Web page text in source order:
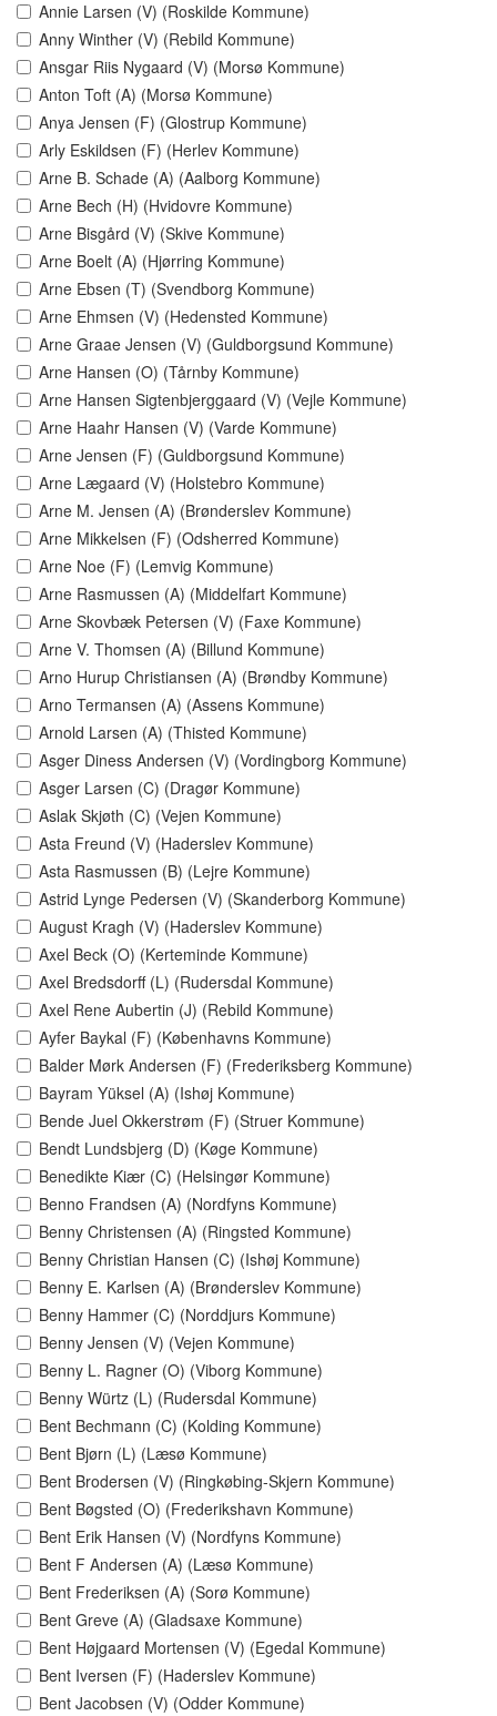
Annie Larsen (V) (Roskilde Kommune)
Anny Winther (V) (Rebild Kommune)
Ansgar Riis Nygaard (V) (Morsø Kommune)
Anton Toft (A) (Morsø Kommune)
Anya Jensen (F) (Glostrup Kommune)
Arly Eskildsen (F) (Herlev Kommune)
Arne B. Schade (A) (Aalborg Kommune)
Arne Bech (H) (Hvidovre Kommune)
Arne Bisgård (V) (Skive Kommune)
Arne Boelt (A) (Hjørring Kommune)
Arne Ebsen (T) (Svendborg Kommune)
Arne Ehmsen (V) (Hedensted Kommune)
Arne Graae Jensen (V) (Guldborgsund Kommune)
Arne Hansen (O) (Tårnby Kommune)
Arne Hansen Sigtenbjerggaard (V) (Vejle Kommune)
Arne Haahr Hansen (V) (Varde Kommune)
Arne Jensen (F) (Guldborgsund Kommune)
Arne Lægaard (V) (Holstebro Kommune)
Arne M. Jensen (A) (Brønderslev Kommune)
Arne Mikkelsen (F) (Odsherred Kommune)
Arne Noe (F) (Lemvig Kommune)
Arne Rasmussen (A) (Middelfart Kommune)
Arne Skovbæk Petersen (V) (Faxe Kommune)
Arne V. Thomsen (A) (Billund Kommune)
Arno Hurup Christiansen (A) (Brøndby Kommune)
Arno Termansen (A) (Assens Kommune)
Arnold Larsen (A) (Thisted Kommune)
Asger Diness Andersen (V) (Vordingborg Kommune)
Asger Larsen (C) (Dragør Kommune)
Aslak Skjøth (C) (Vejen Kommune)
Asta Freund (V) (Haderslev Kommune)
Asta Rasmussen (B) (Lejre Kommune)
Astrid Lynge Pedersen (V) (Skanderborg Kommune)
August Kragh (V) (Haderslev Kommune)
Axel Beck (O) (Kerteminde Kommune)
Axel Bredsdorff (L) (Rudersdal Kommune)
Axel Rene Aubertin (J) (Rebild Kommune)
Ayfer Baykal (F) (Københavns Kommune)
Balder Mørk Andersen (F) (Frederiksberg Kommune)
Bayram Yüksel (A) (Ishøj Kommune)
Bende Juel Okkerstrøm (F) (Struer Kommune)
Bendt Lundsbjerg (D) (Køge Kommune)
Benedikte Kiær (C) (Helsingør Kommune)
Benno Frandsen (A) (Nordfyns Kommune)
Benny Christensen (A) (Ringsted Kommune)
Benny Christian Hansen (C) (Ishøj Kommune)
Benny E. Karlsen (A) (Brønderslev Kommune)
Benny Hammer (C) (Norddjurs Kommune)
Benny Jensen (V) (Vejen Kommune)
Benny L. Ragner (O) (Viborg Kommune)
Benny Würtz (L) (Rudersdal Kommune)
Bent Bechmann (C) (Kolding Kommune)
Bent Bjørn (L) (Læsø Kommune)
Bent Brodersen (V) (Ringkøbing-Skjern Kommune)
Bent Bøgsted (O) (Frederikshavn Kommune)
Bent Erik Hansen (V) (Nordfyns Kommune)
Bent F Andersen (A) (Læsø Kommune)
Bent Frederiksen (A) (Sorø Kommune)
Bent Greve (A) (Gladsaxe Kommune)
Bent Højgaard Mortensen (V) (Egedal Kommune)
Bent Iversen (F) (Haderslev Kommune)
Bent Jacobsen (V) (Odder Kommune)